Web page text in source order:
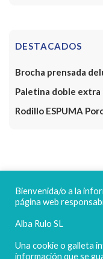
DESTACADOS
Brocha prensada
Paletina doble extra
Rodillo ESPUMA
FELICES
Bienvenida/o a la
página web
Alba Rulo SL
Una cookie o galleta
información que se